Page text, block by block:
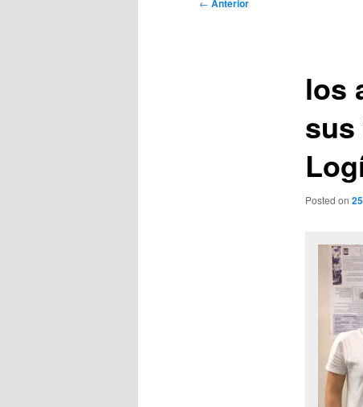
← Anterior
los
sus
Posted on